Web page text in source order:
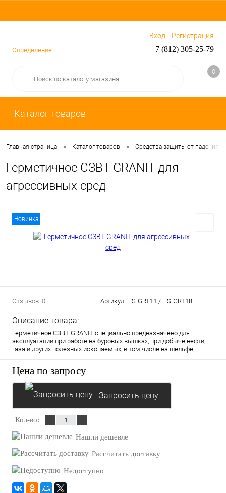
Определение
Вход Регистрация
+7 (812) 305-25-79
0
Каталог товаров
Главная страница • Каталог товаров • Средства защиты от падения
Герметичное СЗВТ GRANIT для
агрессивных сред
Новинка
Отзывов: 0 Артикул: HS-GRT11 / HS-GRT18
Описание товара:
Герметичное СЗВТ GRANIT специально предназначено для
эксплуатации при работе на буровых вышках, при добыче нефти,
газа и других полезных ископаемых, в том числе на шельфе.
Цена по запросу
Запросить цену
Кол-во:
Нашли дешевле
Рассчитать доставку
Недоступно